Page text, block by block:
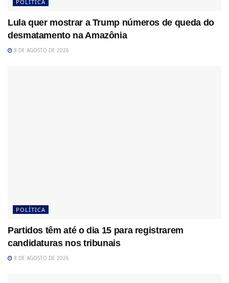
POLÍTICA
Lula quer mostrar a Trump números de queda do
desmatamento na Amazônia
8 DE AGOSTO DE 2026
POLÍTICA
Partidos têm até o dia 15 para registrarem
candidaturas nos tribunais
8 DE AGOSTO DE 2026